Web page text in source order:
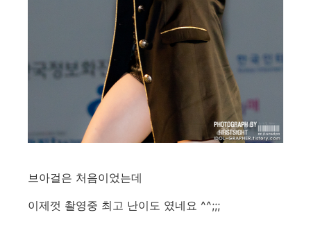
브아걸은 처음이었는데
이제껏 촬영중 최고 난이도 였네요 ^^;;;